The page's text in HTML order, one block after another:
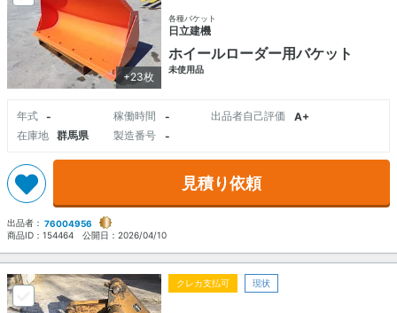
+23枚
各種バケット
日立建機
ホイールローダー用バケット
未使用品
年式 - 稼働時間 - 出品者自己評価
A+
在庫地
群馬県 製造番号 -
見積り依頼
出品者： 76004956
商品ID： 154464 公開日： 2026/04/10
クレカ支払可 現状